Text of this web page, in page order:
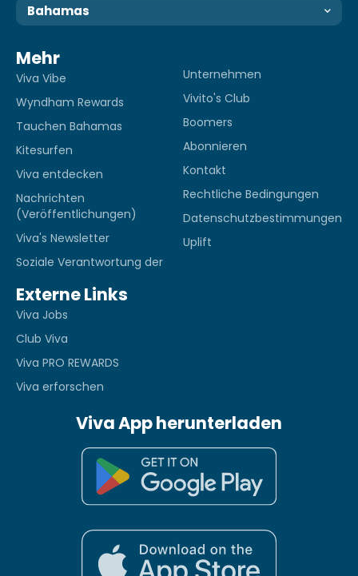
Bahamas
Mehr
Viva Vibe
Wyndham Rewards
Tauchen Bahamas
Kitesurfen
Viva entdecken
Nachrichten
(Veröffentlichungen)
Viva's Newsletter
Soziale Verantwortung der
Unternehmen
Vivito's Club
Boomers
Abonnieren
Kontakt
Rechtliche Bedingungen
Datenschutzbestimmungen
Uplift
Externe Links
Viva Jobs
Club Viva
Viva PRO REWARDS
Viva erforschen
Viva App herunterladen